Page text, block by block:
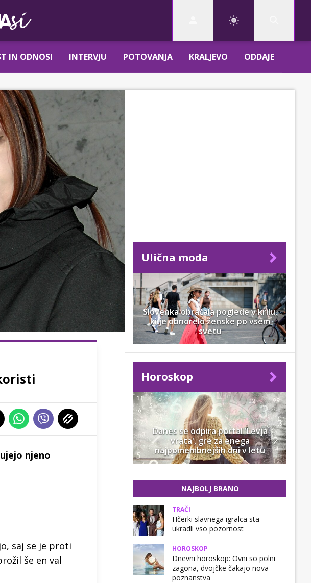
IN ODNOSI INTERVJU POTOVANJA KRALJEVO ODDAJE
njeno
saj se je proti
še en val
Ulična moda
Slovenka obračala poglede v krilu,
ki je obnorelo ženske po vsem
svetu
Horoskop
Danes se odpira portal 'Levja
vrata', gre za enega
najpomembnejših dni v letu
NAJBOLJ BRANO
TRAČI
Hčerki slavnega igralca sta
ukradli vso pozornost
HOROSKOP
Dnevni horoskop: Ovni so polni
zagona, dvojčke čakajo nova
poznanstva